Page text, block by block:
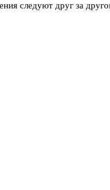
следуют друг за